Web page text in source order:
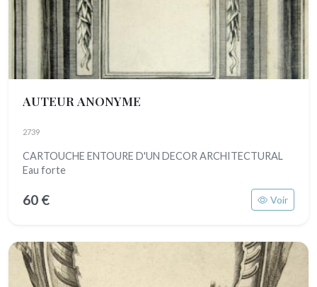
AUTEUR ANONYME
2739
CARTOUCHE ENTOURE D'UN DECOR ARCHITECTURAL
Eau forte
60 € Voir